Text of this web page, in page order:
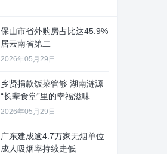
保山市省外购房占比达45.9%
居云南省第二
2026年05月29日
乡贤捐款饭菜管够 湖南涟源
“长辈食堂”里的幸福滋味
2026年05月29日
广东建成逾4.7万家无烟单位
成人吸烟率持续走低